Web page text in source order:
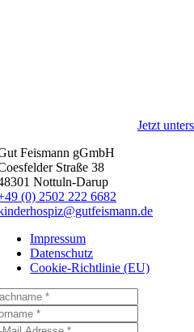
Jetzt
Feismann gGmbH
Straße 38
Nottuln-Darup
(0) 2502 222 6682
Impressum
Datenschutz
Cookie-Richtlinie (EU)